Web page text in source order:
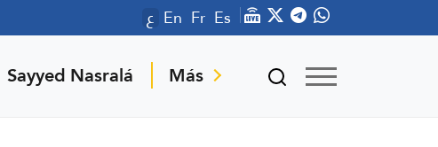
ع En Fr Es
Sayyed Nasralá Más